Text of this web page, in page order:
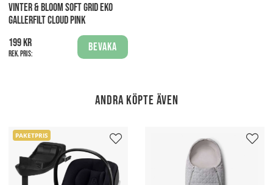
VINTER & BLOOM SOFT GRID EKO
GALLERFILT CLOUD PINK
199 kr
Rek. pris:
Bevaka
Andra köpte även
PAKETPRIS